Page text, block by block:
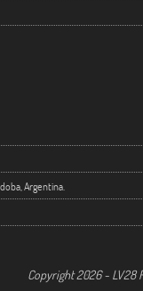
Argentina.
Copyright 2026 - LV28